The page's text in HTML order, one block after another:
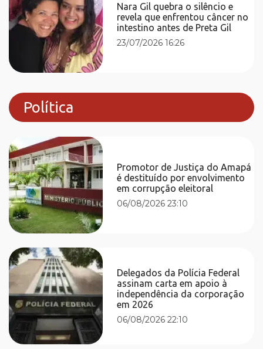
Nara Gil quebra o silêncio e
revela que enfrentou câncer no
intestino antes de Preta Gil
23/07/2026 16:26
Política
Promotor de Justiça do Amapá
é destituído por envolvimento
em corrupção eleitoral
06/08/2026 23:10
Delegados da Polícia Federal
assinam carta em apoio à
independência da corporação
em 2026
06/08/2026 22:10